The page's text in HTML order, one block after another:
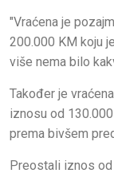
"Vraćena je
200.000 KM koju
više nema bilo
Također je
iznosu od
prema bivšem
Preostali iznos